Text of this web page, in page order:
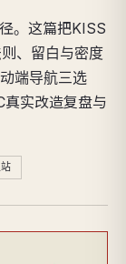
。这篇把KISS
、留白与密度
端导航三选
实改造复盘与